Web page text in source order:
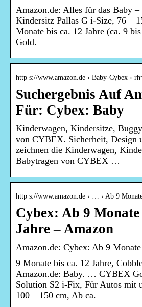
Amazon.de: Alles für das Baby
Kindersitz Pallas G i-Size, 76 –
Monate bis ca. 12 Jahre (ca. 9
Gold.
http s://www.amazon.de › Baby-Cybex ›
Suchergebnis Auf
Für: Cybex: Baby
Kinderwagen, Kindersitze,
von CYBEX. Sicherheit, Design
zeichnen die Kinderwagen,
Babytragen von CYBEX …
http s://www.amazon.de › … › Ab 9
Cybex: Ab 9 Monate
Jahre – Amazon
Amazon.de: Cybex: Ab 9
9 Monate bis ca. 12 Jahre,
Amazon.de: Baby. … CYBEX
Solution S2 i-Fix, Für Autos mit
100 – 150 cm, Ab ca.